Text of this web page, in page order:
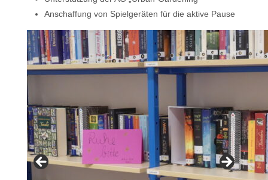
Anschaffung von Spielgeräten für die aktive Pause